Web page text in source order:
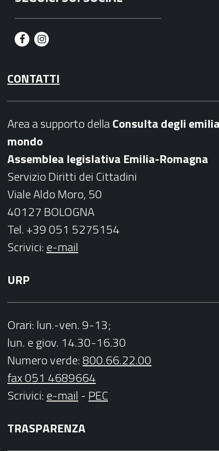
F
c
e
k
I
s
t
a
m
CONTATTI
Area a supporto dellaConsulta degli
mondo
Assemblea legislativa Emilia-Romagna
Servizio Diritti dei Cittadini
Viale Aldo Moro, 50
40127 BOLOGNA
Tel. +39 051 5275154
Scrivici:e-mail
URP
Orari: lun.-ven. 9-13;
lun. e giov. 14.30-16.30
Numero verde:800.66.22.00
fax 051 4689664
Scrivici:e-mail - PEC
TRASPARENZA